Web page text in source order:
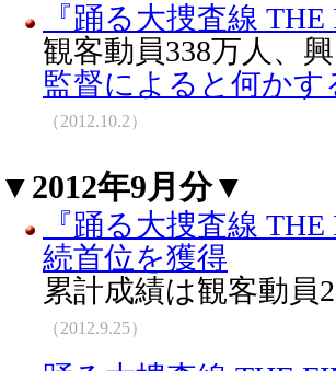
『踊る大捜査線
観客動員338万人、
監督によると何か
（2012.10.2）
▼2012年9月分▼
『踊る大捜査線
続首位を獲得
累計成績は観客動員
（2012.9.25）